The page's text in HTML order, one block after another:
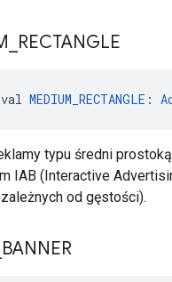
RECTANGLE
MEDIUM_RECTANGLE :
typu średni
IAB (Interactive
od gęstości).
BANNER